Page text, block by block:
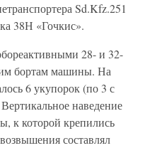
Sd.Kfz.251
38Н «Гочкис».
28- и 32-
бортам машины. На
6 укупорок (по 3 с
наведение
к которой крепились
составлял